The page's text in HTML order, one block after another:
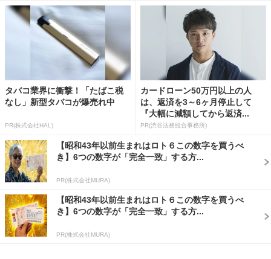
タバコ業界に衝撃！「たばこ税
なし」新型タバコが爆売れ中
PR(株式会社HAL)
カードローン50万円以上の人
は、返済を3～6ヶ月停止して
『大幅に減額してから返済...
PR(渋谷法務総合事務所)
【昭和43年以前生まれはロト６この数字を買うべ
き】6つの数字が「完全一致」する方...
PR(株式会社MURA)
【昭和43年以前生まれはロト６この数字を買うべ
き】6つの数字が「完全一致」する方...
PR(株式会社MURA)